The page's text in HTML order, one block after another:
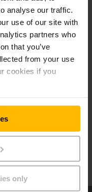
analyse our traffic.
use of our site with
partners who
that you’ve
from your use
cookies if you
only
katso
vuokratrukkeja
kumppanisi.